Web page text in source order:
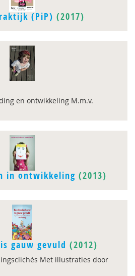
(PiP) (2017)
en ontwikkeling M.m.v.
in ontwikkeling (2013)
gauw gevuld (2012)
Met illustraties door